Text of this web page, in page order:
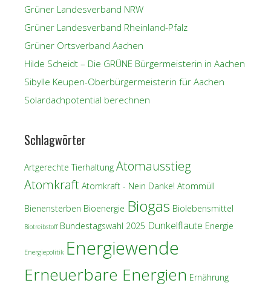
Grüner Landesverband NRW
Grüner Landesverband Rheinland-Pfalz
Grüner Ortsverband Aachen
Hilde Scheidt – Die GRÜNE Bürgermeisterin in Aachen
Sibylle Keupen-Oberbürgermeisterin für Aachen
Solardachpotential berechnen
Schlagwörter
Artgerechte Tierhaltung Atomausstieg
Atomkraft Atomkraft - Nein Danke! Atommüll
Bienensterben Bioenergie Biogas Biolebensmittel
Biotreibstoff Bundestagswahl 2025 Dunkelflaute Energie
Energiepolitik Energiewende
Erneuerbare Energien Ernährung